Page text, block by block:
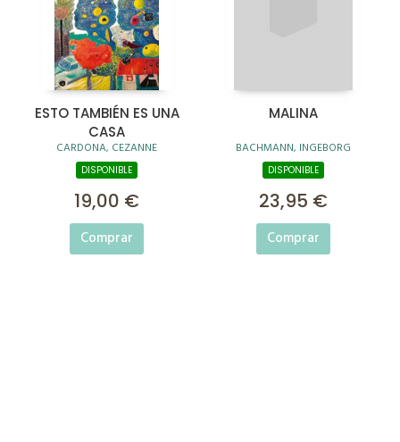
ESTO TAMBIÉN ES UNA
CASA
CARDONA, CEZANNE
DISPONIBLE
19,00 €
Comprar
MALINA
BACHMANN, INGEBORG
DISPONIBLE
23,95 €
Comprar